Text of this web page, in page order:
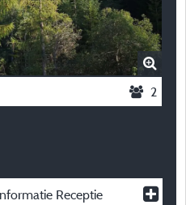
2
Receptie